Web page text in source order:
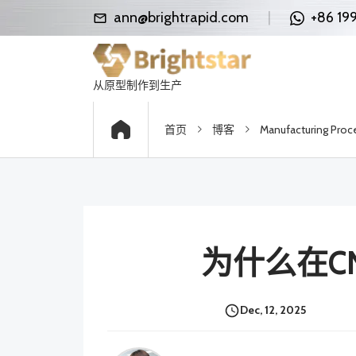
ann@brightrapid.com +86
从原型制作到生产
首页 博客 Manufacturing
为什么在
Dec, 12, 2025